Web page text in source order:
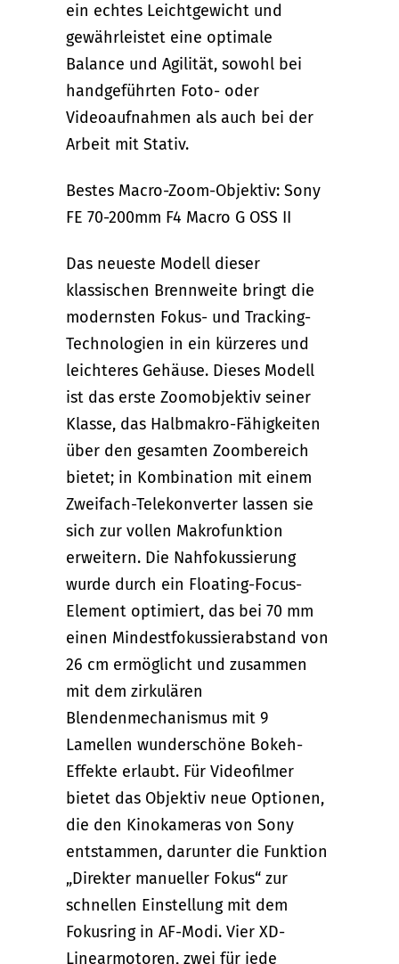
ein echtes Leichtgewicht und
gewährleistet eine optimale
Balance und Agilität, sowohl bei
handgeführten Foto- oder
Videoaufnahmen als auch bei der
Arbeit mit Stativ. ​
Bestes Macro-Zoom-Objektiv: Sony
FE 70-200mm F4 Macro G OSS II
Das neueste Modell dieser
klassischen Brennweite bringt die
modernsten Fokus- und Tracking-
Technologien in ein kürzeres und
leichteres Gehäuse. Dieses Modell
ist das erste Zoomobjektiv seiner
Klasse, das Halbmakro-Fähigkeiten
über den gesamten Zoombereich
bietet; in Kombination mit einem
Zweifach-Telekonverter lassen sie
sich zur vollen Makrofunktion
erweitern. Die Nahfokussierung
wurde durch ein Floating-Focus-
Element optimiert, das bei 70 mm
einen Mindestfokussierabstand von
26 cm ermöglicht und zusammen
mit dem zirkulären
Blendenmechanismus mit 9
Lamellen wunderschöne Bokeh-
Effekte erlaubt. Für Videofilmer
bietet das Objektiv neue Optionen,
die den Kinokameras von Sony
entstammen, darunter die Funktion
„Direkter manueller Fokus“ zur
schnellen Einstellung mit dem
Fokusring in AF-Modi. Vier XD-
Linearmotoren, zwei für jede